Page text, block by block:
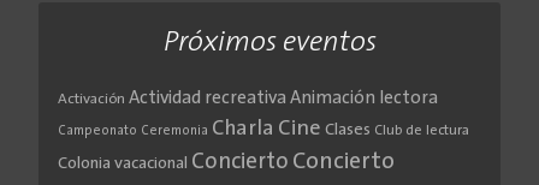
Próximos eventos
Activación Actividad recreativa Animación lectora
Campeonato Ceremonia Charla Cine Clases Club de lectura
Colonia vacacional Concierto Concierto